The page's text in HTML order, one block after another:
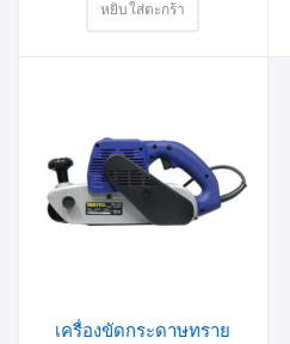
หยิบใส่ตะกร้า
เครื่องขัดกระดาษทราย